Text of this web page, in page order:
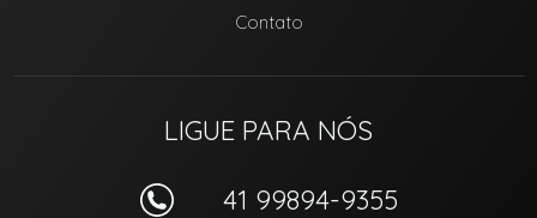
Contato
LIGUE PARA NÓS
41 99894-9355